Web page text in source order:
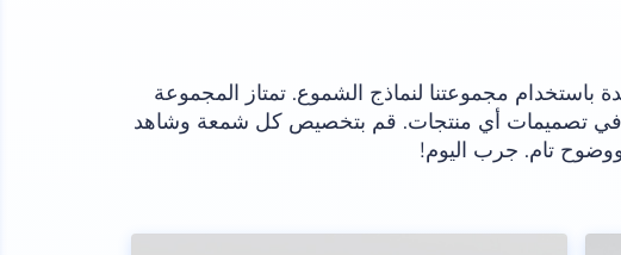
مجموعتنا لنماذج الشموع. تمتاز المجموعة
في تصميمات أي منتجات. قم بتخصيص كل شمعة وشاهد
ووضوح تام. جرب اليوم!